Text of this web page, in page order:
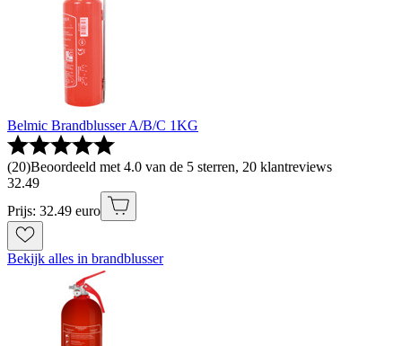
Belmic Brandblusser A/B/C 1KG
(20)Beoordeeld met 4.0 van de 5 sterren, 20 klantreviews
32.49
Prijs: 32.49 euro
Bekijk alles in brandblusser